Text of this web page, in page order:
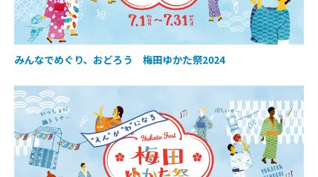
みんなでめぐり、おどろう 梅田ゆかた祭2024